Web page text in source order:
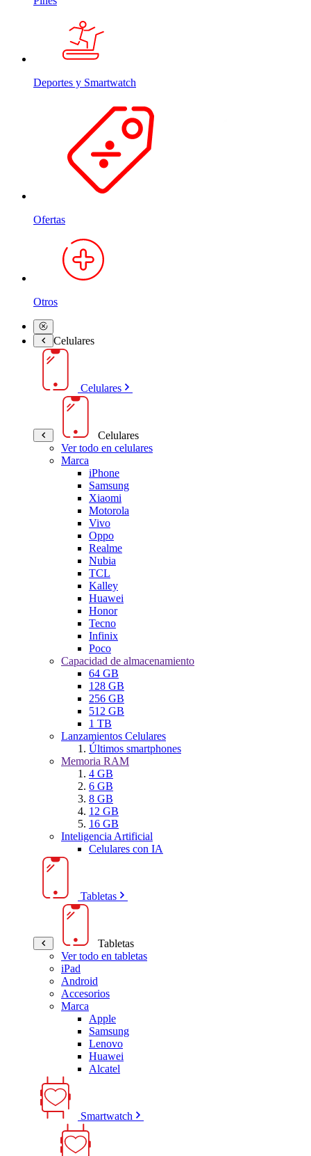
Deportes y Smartwatch
Ofertas
Otros
Celulares
Celulares
Celulares
Ver todo en celulares
Marca
iPhone
Samsung
Xiaomi
Motorola
Vivo
Oppo
Realme
Nubia
TCL
Kalley
Huawei
Honor
Tecno
Infinix
Poco
Capacidad de almacenamiento
64 GB
128 GB
256 GB
512 GB
1 TB
Lanzamientos Celulares
Últimos smartphones
Memoria RAM
4 GB
6 GB
8 GB
12 GB
16 GB
Inteligencia Artificial
Celulares con IA
Tabletas
Tabletas
Ver todo en tabletas
iPad
Android
Accesorios
Marca
Apple
Samsung
Lenovo
Huawei
Alcatel
Smartwatch